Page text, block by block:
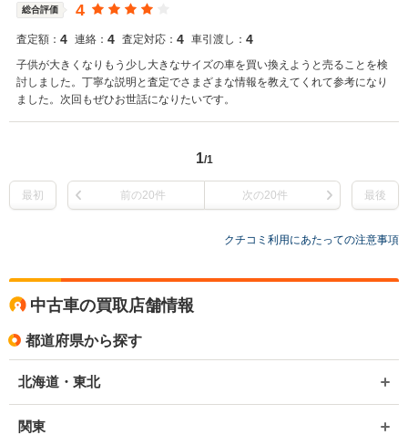
総合評価 4
査定額： 4 連絡： 4 査定対応： 4 車引渡し： 4
子供が大きくなりもう少し大きなサイズの車を買い換えようと売ることを検
討しました。丁寧な説明と査定でさまざまな情報を教えてくれて参考になり
ました。次回もぜひお世話になりたいです。
1/1
最初 前の20件 次の20件 最後
クチコミ利用にあたっての注意事項
中古車の買取店舗情報
都道府県から探す
北海道・東北
関東